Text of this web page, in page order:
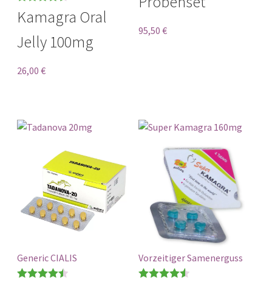
Bewertet
von 5
Kamagra Oral
Jelly 100mg
26,00 €
95,50 €
Generic CIALIS Vorzeitiger Samenerguss